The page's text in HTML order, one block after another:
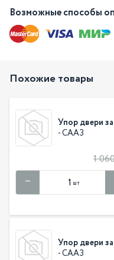
Возможные способы
Похожие товары
Упор двери
- СААЗ
1
шт
Упор двери
- СААЗ